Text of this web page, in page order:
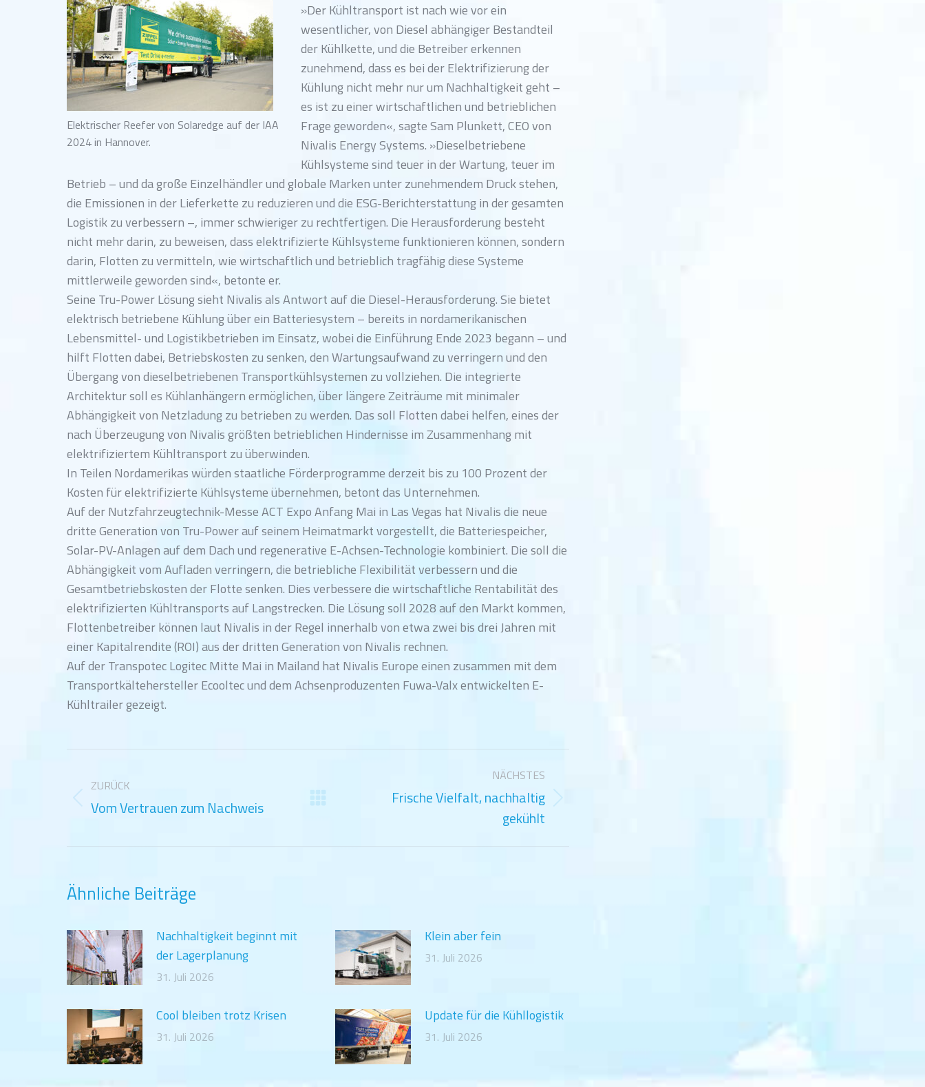
Elektrischer Reefer von Solaredge auf der IAA
2024 in Hannover.
»Der Kühltransport ist nach wie vor ein
wesentlicher, von Diesel abhängiger Bestandteil
der Kühlkette, und die Betreiber erkennen
zunehmend, dass es bei der Elektrifizierung der
Kühlung nicht mehr nur um Nachhaltigkeit geht –
es ist zu einer wirtschaftlichen und betrieblichen
Frage geworden«, sagte Sam Plunkett, CEO von
Nivalis Energy Systems. »Dieselbetriebene
Kühlsysteme sind teuer in der Wartung, teuer im
Betrieb – und da große Einzelhändler und globale Marken unter zunehmendem Druck stehen,
die Emissionen in der Lieferkette zu reduzieren und die ESG-Berichterstattung in der gesamten
Logistik zu verbessern –, immer schwieriger zu rechtfertigen. Die Herausforderung besteht
nicht mehr darin, zu beweisen, dass elektrifizierte Kühlsysteme funktionieren können, sondern
darin, Flotten zu vermitteln, wie wirtschaftlich und betrieblich tragfähig diese Systeme
mittlerweile geworden sind«, betonte er.
Seine Tru-Power Lösung sieht Nivalis als Antwort auf die Diesel-Herausforderung. Sie bietet
elektrisch betriebene Kühlung über ein Batteriesystem – bereits in nordamerikanischen
Lebensmittel- und Logistikbetrieben im Einsatz, wobei die Einführung Ende 2023 begann – und
hilft Flotten dabei, Betriebskosten zu senken, den Wartungsaufwand zu verringern und den
Übergang von dieselbetriebenen Transportkühlsystemen zu vollziehen. Die integrierte
Architektur soll es Kühlanhängern ermöglichen, über längere Zeiträume mit minimaler
Abhängigkeit von Netzladung zu betrieben zu werden. Das soll Flotten dabei helfen, eines der
nach Überzeugung von Nivalis größten betrieblichen Hindernisse im Zusammenhang mit
elektrifiziertem Kühltransport zu überwinden.
In Teilen Nordamerikas würden staatliche Förderprogramme derzeit bis zu 100 Prozent der
Kosten für elektrifizierte Kühlsysteme übernehmen, betont das Unternehmen.
Auf der Nutzfahrzeugtechnik-Messe ACT Expo Anfang Mai in Las Vegas hat Nivalis die neue
dritte Generation von Tru-Power auf seinem Heimatmarkt vorgestellt, die Batteriespeicher,
Solar-PV-Anlagen auf dem Dach und regenerative E-Achsen-Technologie kombiniert. Die soll die
Abhängigkeit vom Aufladen verringern, die betriebliche Flexibilität verbessern und die
Gesamtbetriebskosten der Flotte senken. Dies verbessere die wirtschaftliche Rentabilität des
elektrifizierten Kühltransports auf Langstrecken. Die Lösung soll 2028 auf den Markt kommen,
Flottenbetreiber können laut Nivalis in der Regel innerhalb von etwa zwei bis drei Jahren mit
einer Kapitalrendite (ROI) aus der dritten Generation von Nivalis rechnen.
Auf der Transpotec Logitec Mitte Mai in Mailand hat Nivalis Europe einen zusammen mit dem
Transportkältehersteller Ecooltec und dem Achsenproduzenten Fuwa-Valx entwickelten E-
Kühltrailer gezeigt.
ZURÜCK
Vorheriger
Vom Vertrauen zum Nachweis
NÄCHSTES
NächsterFrische Vielfalt, nachhaltig
gekühlt
Ähnliche Beiträge
Nachhaltigkeit beginnt mit
der Lagerplanung
31. Juli 2026
Klein aber fein
31. Juli 2026
Cool bleiben trotz Krisen
31. Juli 2026
Update für die Kühllogistik
31. Juli 2026